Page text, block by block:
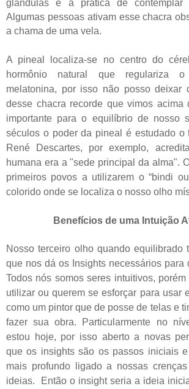
glândulas e a prática de contemplar
Algumas pessoas ativam esse chacra
a chama de uma vela.
A pineal localiza-se no centro do
hormônio natural que regulariza
melatonina, por isso não posso deixar
desse chacra recorde que vimos acima
importante para o equilíbrio de nosso
séculos o poder da pineal é estudado o
René Descartes, por exemplo,
humana era a "sede principal da alma".
primeiros povos a utilizarem o “bindi
colorido onde se localiza o nosso olho
Benefícios de uma Intuição
Nosso terceiro olho quando equilibrado
que nos dá os Insights necessários para
Todos nós somos seres intuitivos,
utilizar ou querem se esforçar para usar
como um pintor que de posse de telas e
fazer sua obra. Particularmente no
estou hoje, por isso aberto a novas
que os insights são os passos iniciais
mais profundo ligado a nossas
ideias.
Então o insight seria a ideia